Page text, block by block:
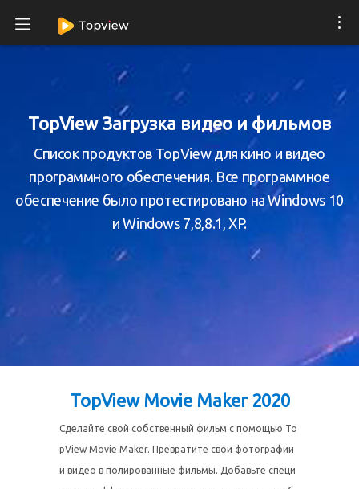
TopView Загрузка видео и фильмов
Список продуктов TopView для кино и видео
программного обеспечения. Все программное
обеспечение было протестировано на Windows 10
и Windows 7,8,8.1, XP.
TopView Movie Maker 2020
Сделайте свой собственный фильм с помощью To
pView Movie Maker. Превратите свои фотографии
и видео в полированные фильмы. Добавьте специ